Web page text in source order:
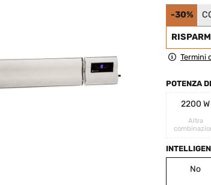
-30%
Termini
POTENZA
2200 W
Altra
No